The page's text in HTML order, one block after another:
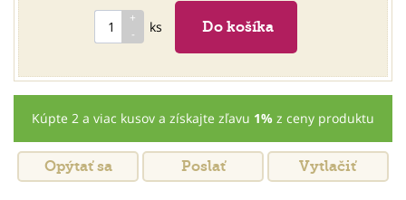
ks
Kúpte 2 a viac kusov a získajte zľavu 1% z ceny produktu
Opýtať sa Poslať Vytlačiť